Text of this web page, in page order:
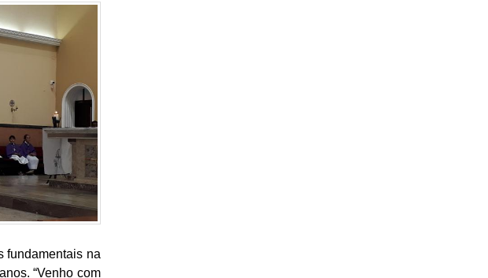
fundamentais na
“Venho com